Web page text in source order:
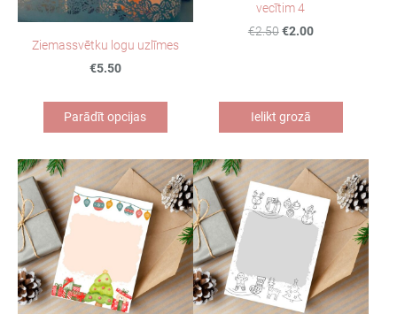
Ziemassvētku logu uzlīmes
€5.50
Parādīt opcijas
vecītim 4
€2.50€2.00
Ielikt grozā